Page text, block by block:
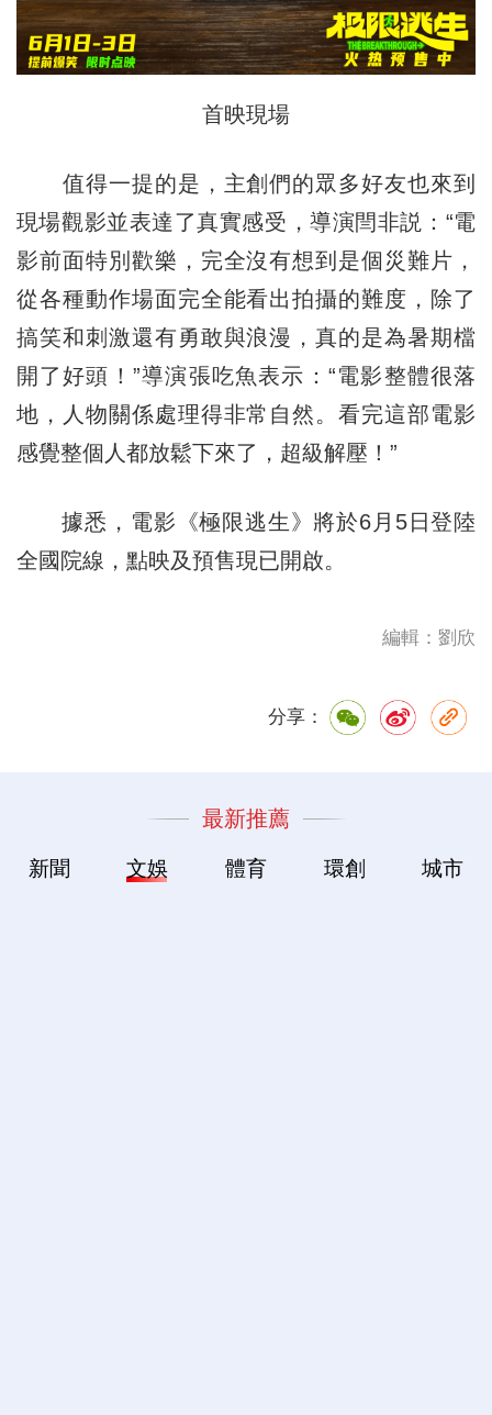
首映現場
值得一提的是，主創們的眾多好友也來到
現場觀影並表達了真實感受，導演閆非説：“電
影前面特別歡樂，完全沒有想到是個災難片，
從各種動作場面完全能看出拍攝的難度，除了
搞笑和刺激還有勇敢與浪漫，真的是為暑期檔
開了好頭！”導演張吃魚表示：“電影整體很落
地，人物關係處理得非常自然。看完這部電影
感覺整個人都放鬆下來了，超級解壓！”
據悉，電影《極限逃生》將於6月5日登陸
全國院線，點映及預售現已開啟。
編輯：劉欣
分享：
最新推薦
新聞 文娛 體育 環創 城市